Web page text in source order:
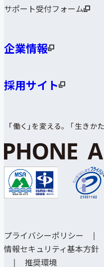
サポート受付フォーム
企業情報
採用サイト
プライバシーポリシー
情報セキュリティ基本方針
推奨環境